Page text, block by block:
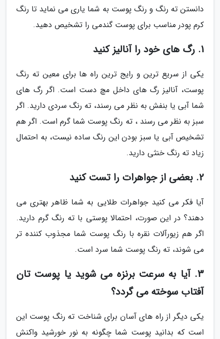
دانستن ته رنگ و رنگ پوست به شما یاری می نماید تا رنگ
کرم پودر مناسب برای پوست گندمی را تشخیص دهید.
1. رگ های خود را آنالیز کنید
یکی از سریع ترین و رایج ترین راه ها برای معین ته رنگ
پوست، آنالیز رگ های داخل مچ دست است. اگر رگ های
شما آبی یا بنفش به نظر می رسند، ته رنگ سردی دارید. اگر
سبز به نظر می رسند ، ته رنگ پوست شما گرم است. اگر هم
تشخیص آبی یا سبز بودن این رنگ ساده نیست، به احتمال
زیاد ته رنگ خنثی دارید.
2. بعضی از جواهرات را تست کنید
آیا فکر می کنید جواهرات طلایی به شما ظاهر بهتری می
دهند؟ در این صورت، احتمالا پوستی با ته رنگ گرم دارید.
اگر هم زیورآلات نقره با رنگ پوست شما مجذوب کننده تر
می شوند، ته رنگ پوست شما سرد است.
3. آیا به سرعت برنزه می شوید یا پوست تان
آفتاب سوخته می گردد؟
یکی دیگر از راه های آسان برای شناخت ته رنگ پوست این
است که بدانید پوست شما چگونه به نور خورشید واکنش